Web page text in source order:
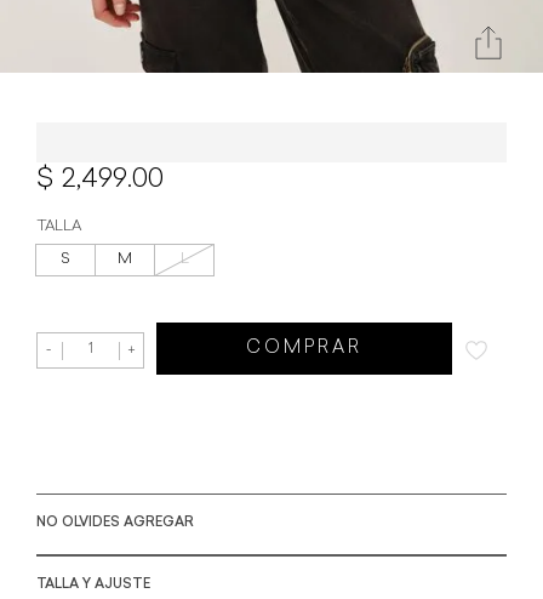
2,499.00
TALLA
S M L
+
- COMPRAR
NO OLVIDES AGREGAR
TALLA Y AJUSTE